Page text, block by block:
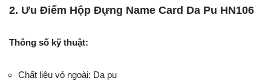
2. Ưu Điểm Hộp Đựng Name Card Da Pu HN106
Thông số kỹ thuật:
Chất liệu vỏ ngoài: Da pu